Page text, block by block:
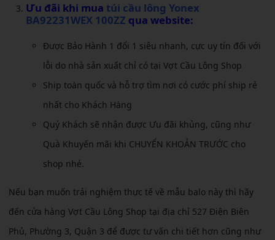
Ưu đãi khi mua túi cầu lông Yonex
BA92231WEX 100ZZ qua website:
Được Bảo Hành 1 đổi 1 siêu nhanh, cực uy tín đối với
lỗi do nhà sản xuất chỉ có tại Vợt Cầu Lông Shop
Ship toàn quốc và hỗ trợ tìm nơi có cước phí ship rẻ
nhất cho Khách Hàng
Quý Khách sẽ nhận được Ưu đãi khủng, cũng như
Quà Khuyến mãi khi CHUYỂN KHOẢN TRƯỚC cho
shop nhé.
Nếu bạn muốn trải nghiệm thực tế về mẫu balo này thì hãy
đến cửa hàng Vợt Cầu Lông Shop tại địa chỉ 527 Điện Biên
Phủ, Phường 3, Quận 3 để được tư vấn chi tiết hơn cũng như